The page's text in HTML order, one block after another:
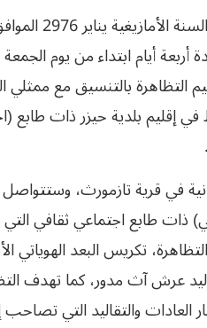
في تنظيم التظاهرة بالتنسيق مع
تنشط في إقليم بلدية حيزر ذات
في قرية تازمورث، وستتواصل
ذات طابع اجتماعي ثقافي
التظاهرة، تكريس البعد
عرش آث مدور، كما تهدف
والتقاليد التي تصاحب